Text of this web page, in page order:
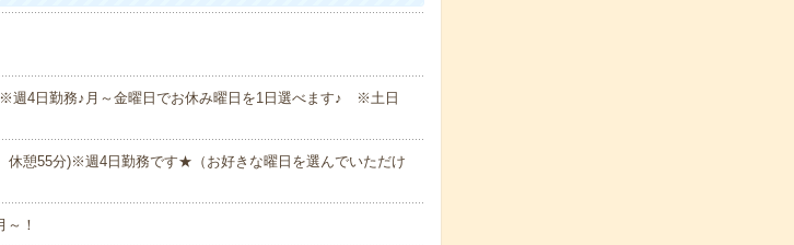
週4日勤務♪月～金曜日でお休み曜日を1日選べます♪ ※土日
憩55分)※週4日勤務です★（お好きな曜日を選んでいただけ
！